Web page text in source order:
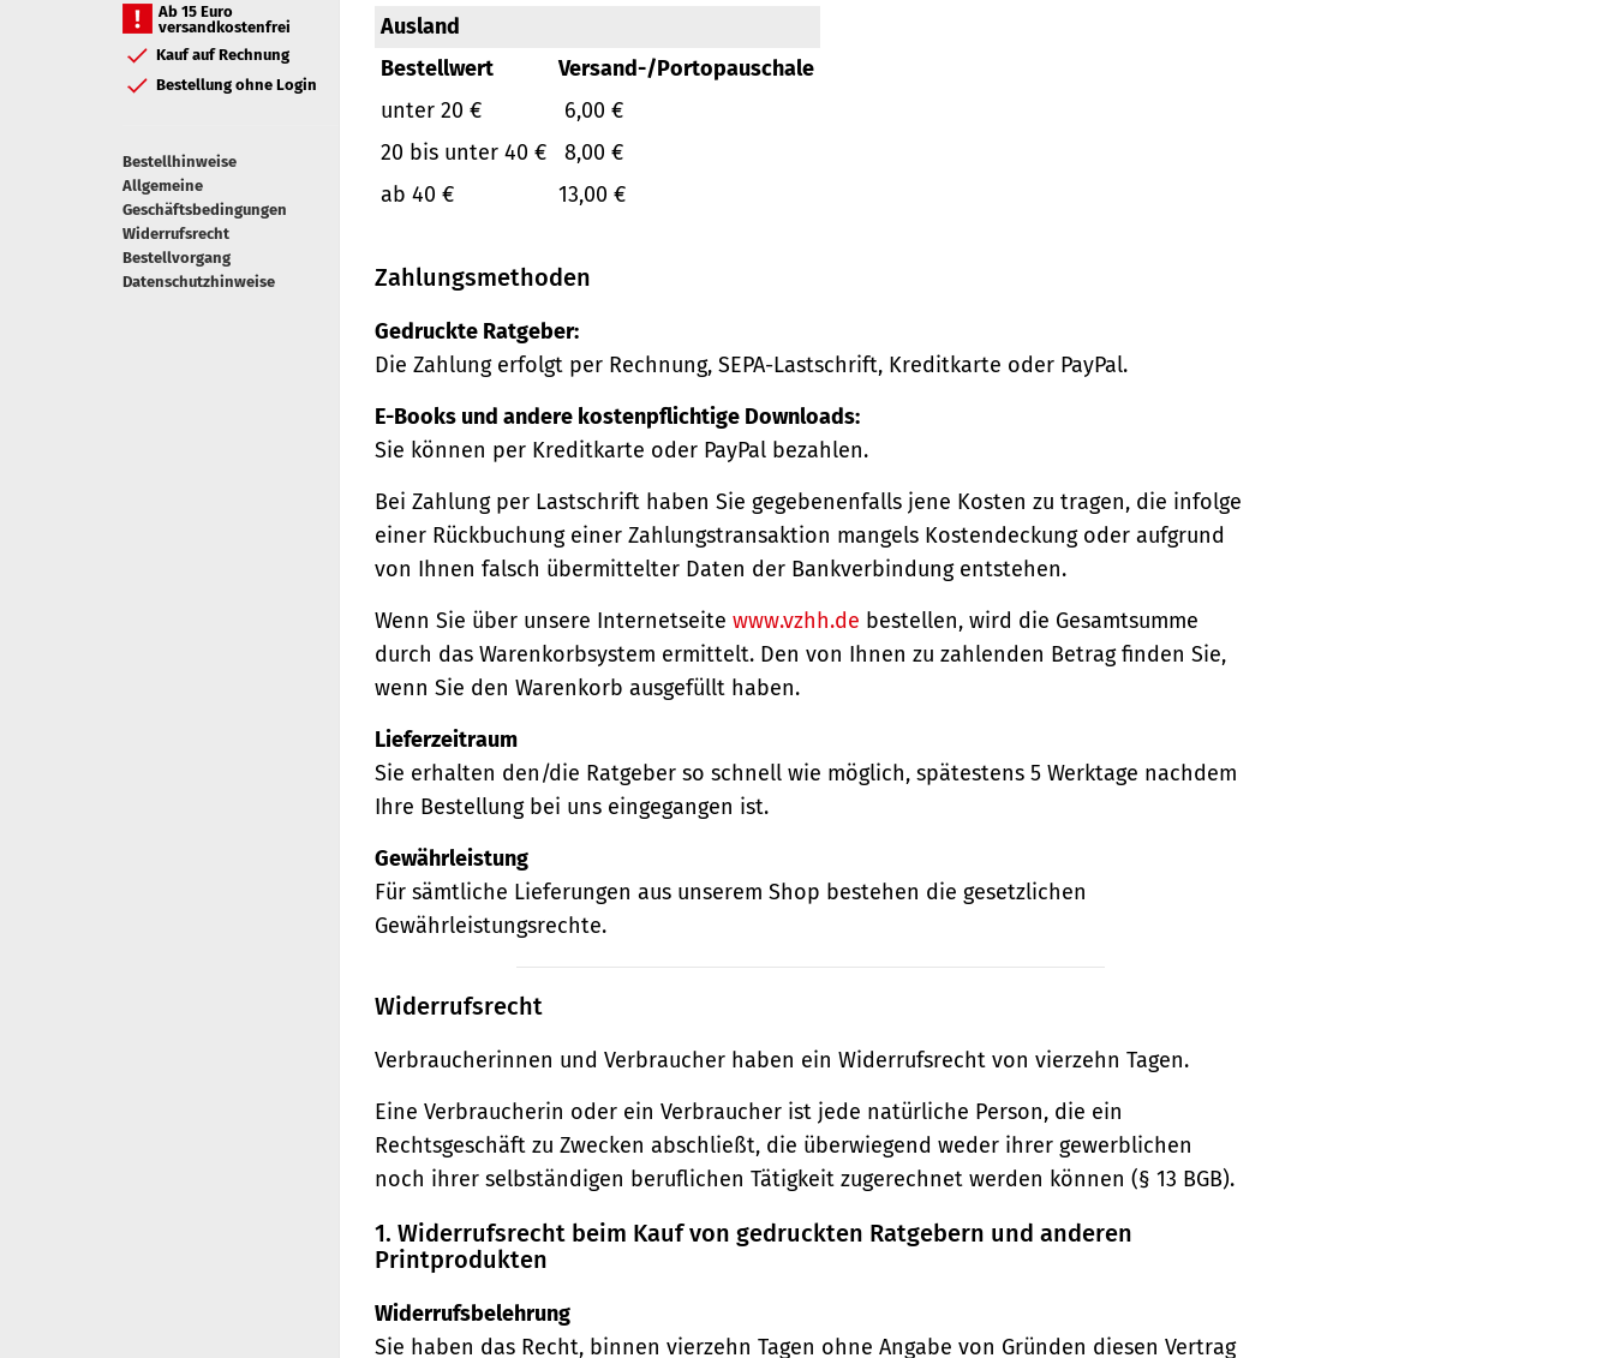
Ab 15 Euro
versandkostenfrei
Kauf auf Rechnung
Bestellung ohne Login
Bestellhinweise
Allgemeine
Geschäftsbedingungen
Widerrufsrecht
Bestellvorgang
Datenschutzhinweise
Ausland
Bestellwert
Versand-/Portopauschale
unter 20 €
6,00 €
20 bis unter 40 €
8,00 €
ab 40 €
13,00 €
Zahlungsmethoden
Gedruckte Ratgeber:
Die Zahlung erfolgt per Rechnung, SEPA-Lastschrift, Kreditkarte oder PayPal.
E-Books und andere kostenpflichtige Downloads:
Sie können per Kreditkarte oder PayPal bezahlen.
Bei Zahlung per Lastschrift haben Sie gegebenenfalls jene Kosten zu tragen, die infolge
einer Rückbuchung einer Zahlungstransaktion mangels Kostendeckung oder aufgrund
von Ihnen falsch übermittelter Daten der Bankverbindung entstehen.
Wenn Sie über unsere Internetseite www.vzhh.de bestellen, wird die Gesamtsumme
durch das Warenkorbsystem ermittelt. Den von Ihnen zu zahlenden Betrag finden Sie,
wenn Sie den Warenkorb ausgefüllt haben.
Lieferzeitraum
Sie erhalten den/die Ratgeber so schnell wie möglich, spätestens 5 Werktage nachdem
Ihre Bestellung bei uns eingegangen ist.
Gewährleistung
Für sämtliche Lieferungen aus unserem Shop bestehen die gesetzlichen
Gewährleistungsrechte.
Widerrufsrecht
Verbraucherinnen und Verbraucher haben ein Widerrufsrecht von vierzehn Tagen.
Eine Verbraucherin oder ein Verbraucher ist jede natürliche Person, die ein
Rechtsgeschäft zu Zwecken abschließt, die überwiegend weder ihrer gewerblichen
noch ihrer selbständigen beruflichen Tätigkeit zugerechnet werden können (§ 13 BGB).
1. Widerrufsrecht beim Kauf von gedruckten Ratgebern und anderen
Printprodukten
Widerrufsbelehrung
Sie haben das Recht, binnen vierzehn Tagen ohne Angabe von Gründen diesen Vertrag